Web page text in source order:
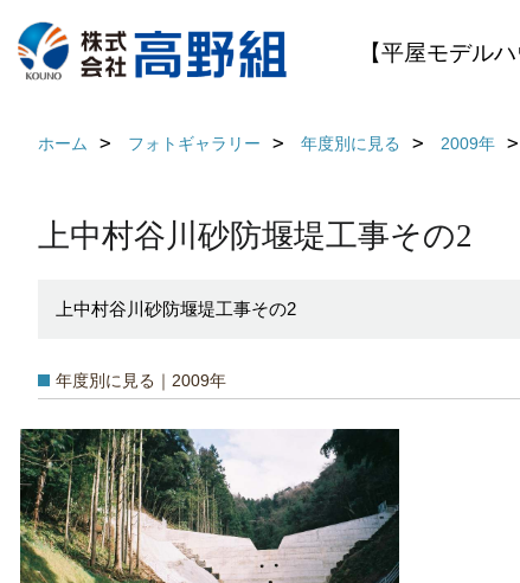
【平屋モデル
ホーム フォトギャラリー 年度別に見る 2009年
上中村谷川砂防堰堤工事その2
上中村谷川砂防堰堤工事その2
年度別に見る｜2009年